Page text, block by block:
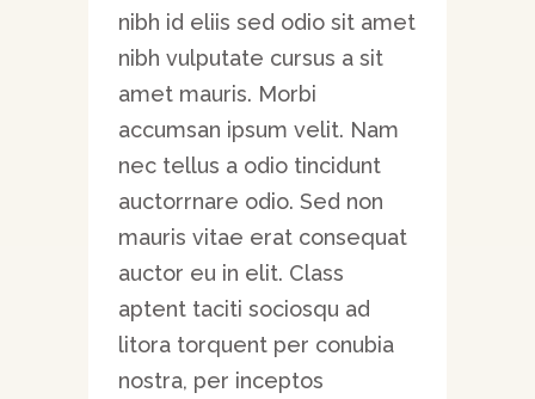
nibh id eliis sed odio sit amet
nibh vulputate cursus a sit
amet mauris. Morbi
accumsan ipsum velit. Nam
nec tellus a odio tincidunt
auctorrnare odio. Sed non
mauris vitae erat consequat
auctor eu in elit. Class
aptent taciti sociosqu ad
litora torquent per conubia
nostra, per inceptos